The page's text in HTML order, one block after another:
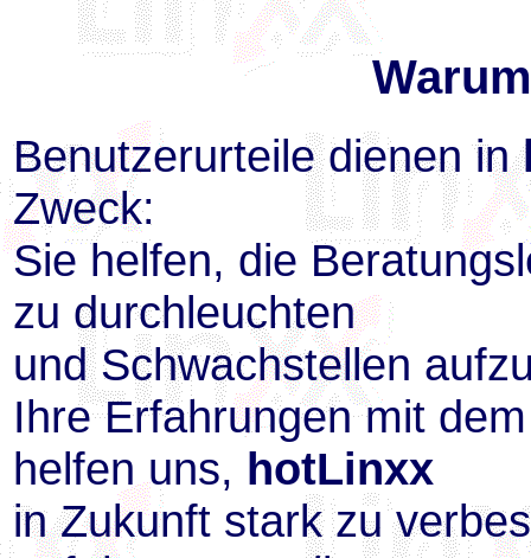
Benutzerurteile dienen in
Zweck:
Sie helfen, die
zu durchleuchten
und Schwachstellen
Ihre Erfahrungen mit
helfen uns, hotLinxx
in Zukunft stark zu